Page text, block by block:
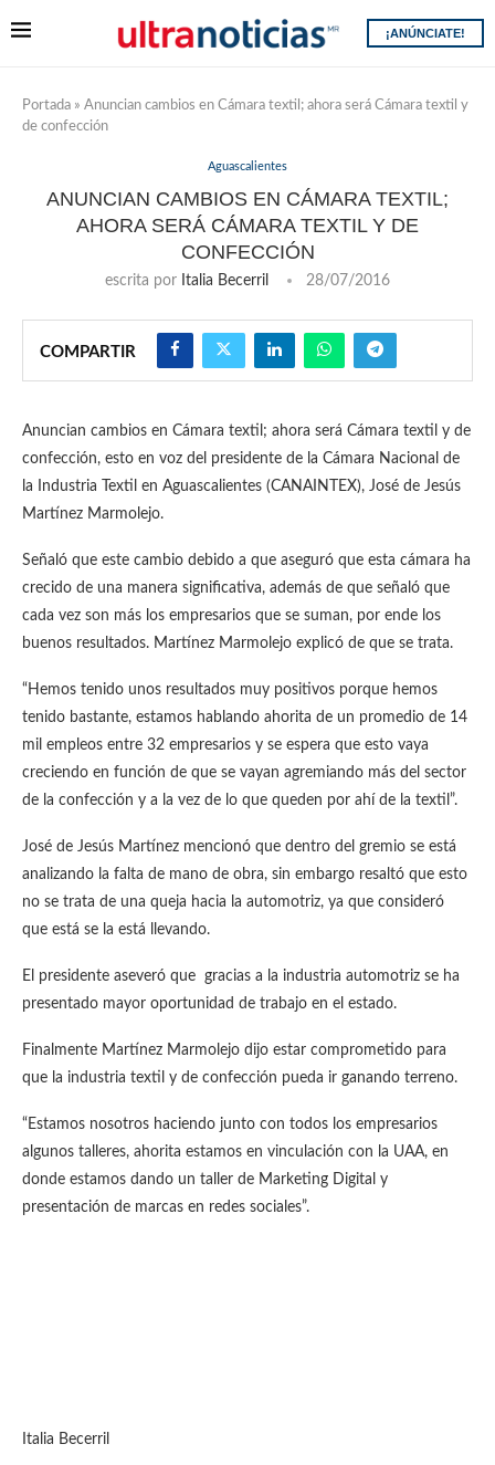
¡ANÚNCIATE!
Portada » Anuncian cambios en Cámara textil; ahora será Cámara textil y
de confección
Aguascalientes
ANUNCIAN CAMBIOS EN CÁMARA TEXTIL;
AHORA SERÁ CÁMARA TEXTIL Y DE
CONFECCIÓN
escrita por Italia Becerril 28/07/2016
COMPARTIR
Anuncian cambios en Cámara textil; ahora será Cámara textil y de
confección, esto en voz del presidente de la Cámara Nacional de
la Industria Textil en Aguascalientes (CANAINTEX), José de Jesús
Martínez Marmolejo.
Señaló que este cambio debido a que aseguró que esta cámara ha
crecido de una manera significativa, además de que señaló que
cada vez son más los empresarios que se suman, por ende los
buenos resultados. Martínez Marmolejo explicó de que se trata.
“Hemos tenido unos resultados muy positivos porque hemos
tenido bastante, estamos hablando ahorita de un promedio de 14
mil empleos entre 32 empresarios y se espera que esto vaya
creciendo en función de que se vayan agremiando más del sector
de la confección y a la vez de lo que queden por ahí de la textil”.
José de Jesús Martínez mencionó que dentro del gremio se está
analizando la falta de mano de obra, sin embargo resaltó que esto
no se trata de una queja hacia la automotriz, ya que consideró
que está se la está llevando.
El presidente aseveró que gracias a la industria automotriz se ha
presentado mayor oportunidad de trabajo en el estado.
Finalmente Martínez Marmolejo dijo estar comprometido para
que la industria textil y de confección pueda ir ganando terreno.
“Estamos nosotros haciendo junto con todos los empresarios
algunos talleres, ahorita estamos en vinculación con la UAA, en
donde estamos dando un taller de Marketing Digital y
presentación de marcas en redes sociales”.
Italia Becerril